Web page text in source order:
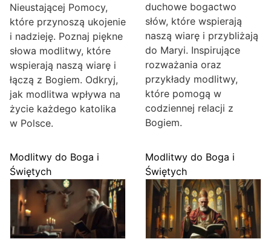
Nieustającej Pomocy,
które przynoszą ukojenie
i nadzieję. Poznaj piękne
słowa modlitwy, które
wspierają naszą wiarę i
łączą z Bogiem. Odkryj,
jak modlitwa wpływa na
życie każdego katolika
w Polsce.
duchowe bogactwo
słów, które wspierają
naszą wiarę i przybliżają
do Maryi. Inspirujące
rozważania oraz
przykłady modlitwy,
które pomogą w
codziennej relacji z
Bogiem.
Modlitwy do Boga i
Świętych
Modlitwy do Boga i
Świętych